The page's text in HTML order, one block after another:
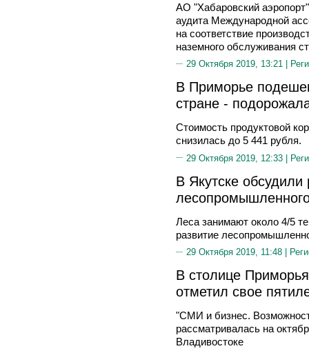
АО "Хабаровский
аудита Международной
на соответствие
наземного обслуживания
29 Октября 2019, 13:21 |
В Приморье
стране -
Стоимость продуктовой
снизилась до 5 441 рубля.
29 Октября 2019, 12:33 |
В Якутске обсудили
Леса занимают около 4/5
развитие
29 Октября 2019, 11:48 |
В столице
отметил свое
"СМИ и бизнес.
рассматривалась на
Владивостоке